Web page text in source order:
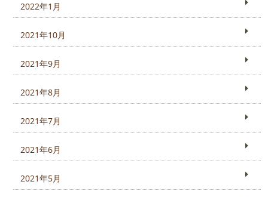
2022年1月
2021年10月
2021年9月
2021年8月
2021年7月
2021年6月
2021年5月